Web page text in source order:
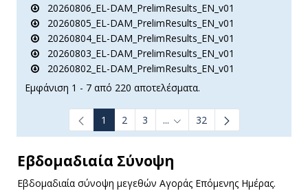
20260806_EL-DAM_PrelimResults_EN_v01
20260805_EL-DAM_PrelimResults_EN_v01
20260804_EL-DAM_PrelimResults_EN_v01
20260803_EL-DAM_PrelimResults_EN_v01
20260802_EL-DAM_PrelimResults_EN_v01
Εμφάνιση 1 - 7 από 220 αποτελέσματα.
1 2 3 ... Ενδιάμεσες σελίδες Use
32
Εβδομαδιαία Σύνοψη
Εβδομαδιαία σύνοψη μεγεθών Αγοράς Επόμενης Ημέρας.